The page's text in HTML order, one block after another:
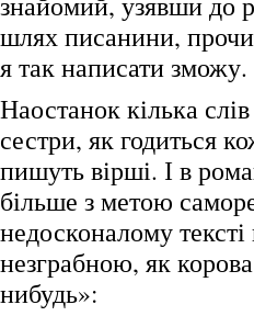
шлях писанини,
я так написати
Наостанок кілька
сестри, як годиться
пишуть вірші. І в
більше з метою
недосконалому
незграбною, як
нибудь»: